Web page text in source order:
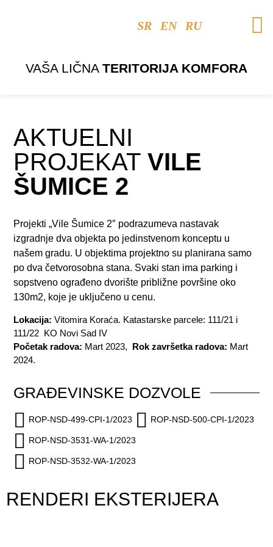
SR EN RU
VAŠA LIČNA TERITORIJA KOMFORA
AKTUELNI
PROJEKAT VILE
ŠUMICE 2
Projekti „Vile Šumice 2″ podrazumeva nastavak
izgradnje dva objekta po jedinstvenom konceptu u
našem gradu. U objektima projektno su planirana samo
po dva četvorosobna stana. Svaki stan ima parking i
sopstveno ograđeno dvorište približne površine oko
130m2, koje je uključeno u cenu.
Lokacija: Vitomira Koraća. Katastarske parcele: 111/21 i
111/22 KO Novi Sad IV
Početak radova: Mart 2023, Rok završetka radova: Mart
2024.
GRAĐEVINSKE DOZVOLE
ROP-NSD-499-CPI-1/2023 ROP-NSD-500-CPI-1/2023
ROP-NSD-3531-WA-1/2023
ROP-NSD-3532-WA-1/2023
RENDERI EKSTERIJERA